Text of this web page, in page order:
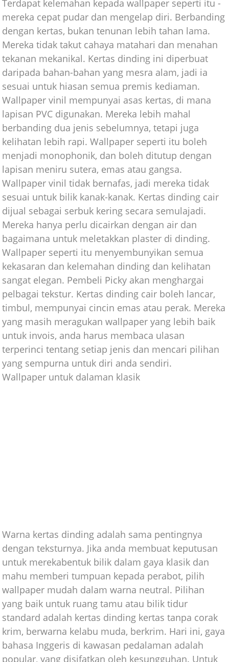
Terdapat kelemahan kepada wallpaper seperti itu -
mereka cepat pudar dan mengelap diri. Berbanding
dengan kertas, bukan tenunan lebih tahan lama.
Mereka tidak takut cahaya matahari dan menahan
tekanan mekanikal. Kertas dinding ini diperbuat
daripada bahan-bahan yang mesra alam, jadi ia
sesuai untuk hiasan semua premis kediaman.
Wallpaper vinil mempunyai asas kertas, di mana
lapisan PVC digunakan. Mereka lebih mahal
berbanding dua jenis sebelumnya, tetapi juga
kelihatan lebih rapi. Wallpaper seperti itu boleh
menjadi monophonik, dan boleh ditutup dengan
lapisan meniru sutera, emas atau gangsa.
Wallpaper vinil tidak bernafas, jadi mereka tidak
sesuai untuk bilik kanak-kanak. Kertas dinding cair
dijual sebagai serbuk kering secara semulajadi.
Mereka hanya perlu dicairkan dengan air dan
bagaimana untuk meletakkan plaster di dinding.
Wallpaper seperti itu menyembunyikan semua
kekasaran dan kelemahan dinding dan kelihatan
sangat elegan. Pembeli Picky akan menghargai
pelbagai tekstur. Kertas dinding cair boleh lancar,
timbul, mempunyai cincin emas atau perak. Mereka
yang masih meragukan wallpaper yang lebih baik
untuk invois, anda harus membaca ulasan
terperinci tentang setiap jenis dan mencari pilihan
yang sempurna untuk diri anda sendiri.
Wallpaper untuk dalaman klasik
Warna kertas dinding adalah sama pentingnya
dengan teksturnya. Jika anda membuat keputusan
untuk merekabentuk bilik dalam gaya klasik dan
mahu memberi tumpuan kepada perabot, pilih
wallpaper mudah dalam warna neutral. Pilihan
yang baik untuk ruang tamu atau bilik tidur
standard adalah kertas dinding kertas tanpa corak
krim, berwarna kelabu muda, berkrim. Hari ini, gaya
bahasa Inggeris di kawasan pedalaman adalah
popular, yang disifatkan oleh kesungguhan. Untuk